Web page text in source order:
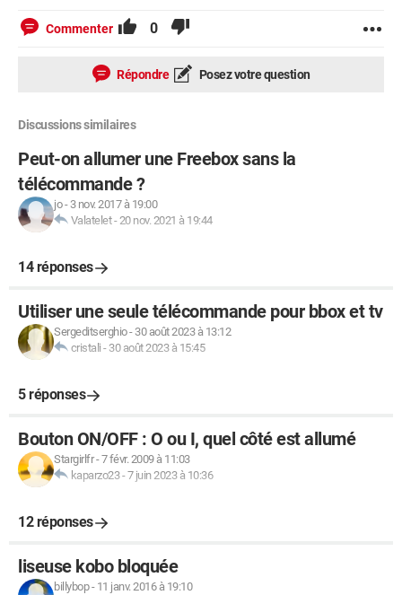
Commenter 0
Répondre Posez votre question
Discussions similaires
Peut-on allumer une Freebox sans la
télécommande ?
jo- 3 nov. 2017 à 19:00
Valatelet-20 nov. 2021 à 19:44
14 réponses
Utiliser une seule télécommande pour bbox et tv
Sergeditserghio- 30 août 2023 à 13:12
cristali - 30 août 2023 à 15:45
5 réponses
Bouton ON/OFF : O ou I, quel côté est allumé
Stargirlfr-7 févr. 2009 à 11:03
kaparzo23-7 juin 2023 à 10:36
12 réponses
liseuse kobo bloquée
billybop- 11 janv. 2016 à 19:10